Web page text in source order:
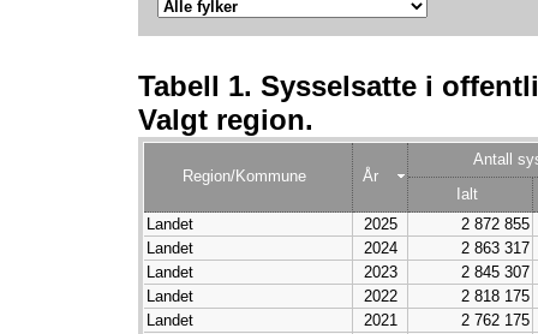
Tabell 1. Sysselsatte i
Valgt region.
Region/Kommune År
Antall
Ialt
Landet
2025
2 872 855
Landet
2024
2 863 317
Landet
2023
2 845 307
Landet
2022
2 818 175
Landet
2021
2 762 175